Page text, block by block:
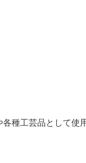
種工芸品として使